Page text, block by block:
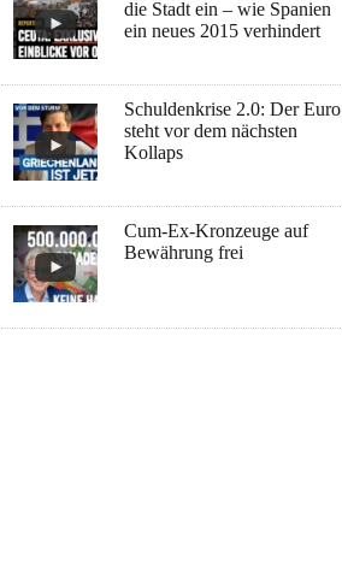
die Stadt ein – wie Spanien
ein neues 2015 verhindert
Schuldenkrise 2.0: Der Euro
steht vor dem nächsten
Kollaps
Cum-Ex-Kronzeuge auf
Bewährung frei